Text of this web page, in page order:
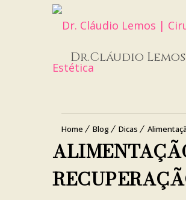
Dr.Cláudio Lemos
Home Blog Dicas